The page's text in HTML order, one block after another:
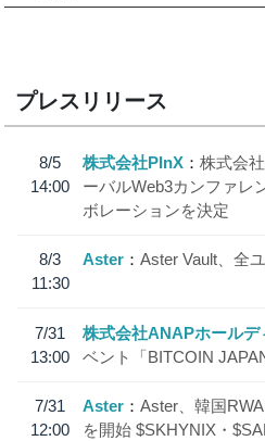
プレスリリース
8/5
14:00
株式会社PlnX
株式会
ーバルWeb3カンファレ
ボレーションを決定
8/3
11:30
Aster Aster Vault、全
7/31
13:00
株式会社ANAPホールデ
ベント「BITCOIN
7/31
12:00
Aster
Aster、韓国
を開始 $SKHYNIX・